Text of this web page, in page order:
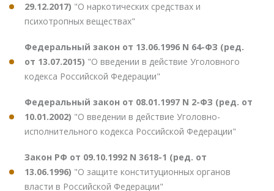
29.12.2017) "О наркотических средствах и
психотропных веществах"
Федеральный закон от 13.06.1996 N 64-ФЗ (ред.
от 13.07.2015) "О введении в действие Уголовного
кодекса Российской Федерации"
Федеральный закон от 08.01.1997 N 2-ФЗ (ред. от
10.01.2002) "О введении в действие Уголовно-
исполнительного кодекса Российской Федерации"
Закон РФ от 09.10.1992 N 3618-1 (ред. от
13.06.1996) "О защите конституционных органов
власти в Российской Федерации"